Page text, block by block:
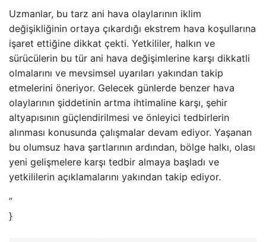
Uzmanlar, bu tarz ani hava olaylarının iklim
değişikliğinin ortaya çıkardığı ekstrem hava koşullarına
işaret ettiğine dikkat çekti. Yetkililer, halkın ve
sürücülerin bu tür ani hava değişimlerine karşı dikkatli
olmalarını ve mevsimsel uyarıları yakından takip
etmelerini öneriyor. Gelecek günlerde benzer hava
olaylarının şiddetinin artma ihtimaline karşı, şehir
altyapısının güçlendirilmesi ve önleyici tedbirlerin
alınması konusunda çalışmalar devam ediyor. Yaşanan
bu olumsuz hava şartlarının ardından, bölge halkı, olası
yeni gelişmelere karşı tedbir almaya başladı ve
yetkililerin açıklamalarını yakından takip ediyor.
”
}